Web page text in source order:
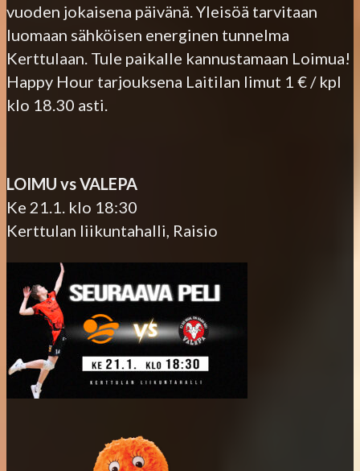
vuoden jokaisena päivänä. Yleisöä tarvitaan
luomaan sähköisen energinen tunnelma
Kerttulaan. Tule paikalle kannustamaan Loimua!
Happy Hour tarjouksena Laitilan limut 1 € / kpl
klo 18.30 asti.
LOIMU vs VALEPA
Ke 21.1. klo 18:30
Kerttulan liikuntahalli, Raisio